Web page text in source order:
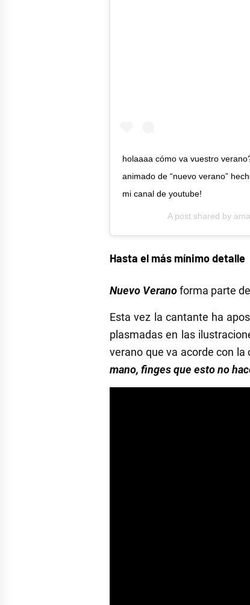
holaaaa cómo va vuestro
animado de “nuevo verano”
mi canal de youtube!
A post shared by
Hasta el más mínimo detalle
Nuevo Veranoforma parte
Esta vez la cantante ha
plasmadas en las
verano que va acorde con la
mano, finges que esto no